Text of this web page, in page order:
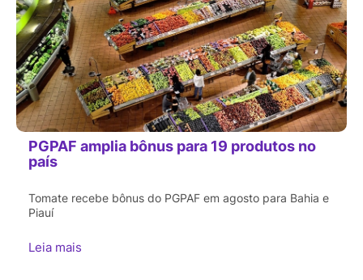
PGPAF amplia bônus para 19 produtos no
país
Tomate recebe bônus do PGPAF em agosto para Bahia e
Piauí
Leia mais